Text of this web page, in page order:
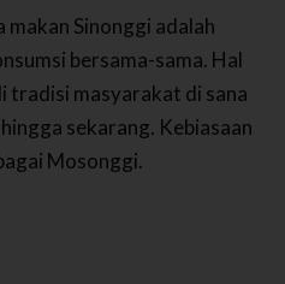
makan Sinonggi adalah
bersama-sama. Hal
tradisi masyarakat di sana
sekarang. Kebiasaan
Mosonggi.